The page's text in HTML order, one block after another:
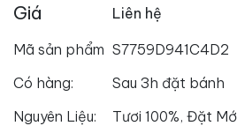
Giá Liên hệ
Mã sản phẩm S7759D941C4D2
Có hàng:
Sau 3h đặt bánh
Nguyên Liệu:
Tươi 100%, Đặt